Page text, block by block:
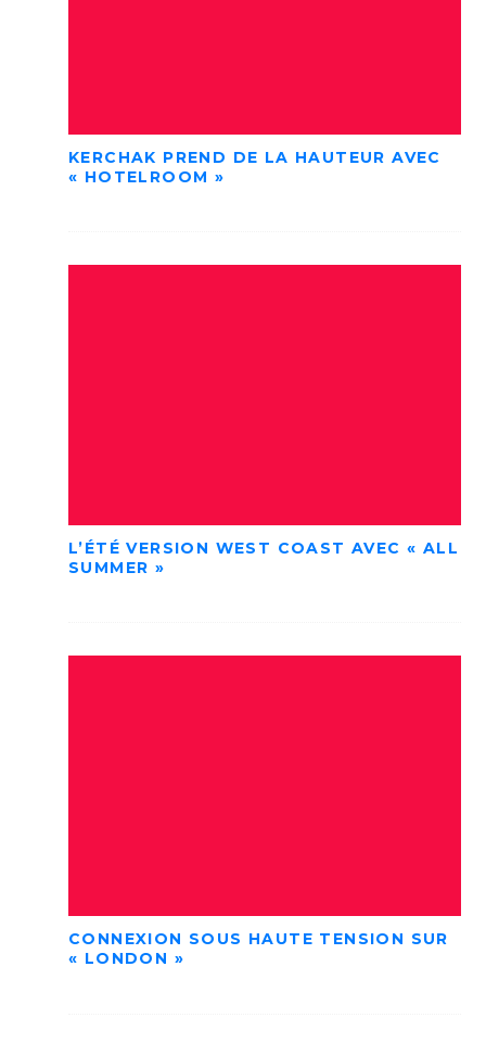
KERCHAK PREND DE LA HAUTEUR AVEC
« HOTELROOM »
L’ÉTÉ VERSION WEST COAST AVEC « ALL
SUMMER »
CONNEXION SOUS HAUTE TENSION SUR
« LONDON »